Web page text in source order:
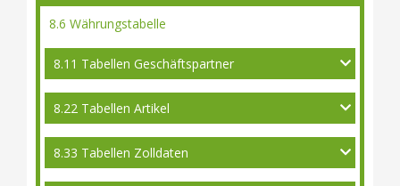
8.6 Währungstabelle
8.11 Tabellen Geschäftspartner
8.22 Tabellen Artikel
8.33 Tabellen Zolldaten